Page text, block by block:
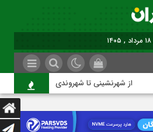
از شهرنشینی تا شهروندی